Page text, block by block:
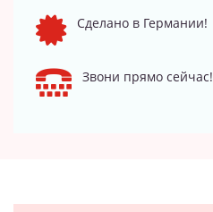
Сделано в Германии!
Звони прямо сейчас!